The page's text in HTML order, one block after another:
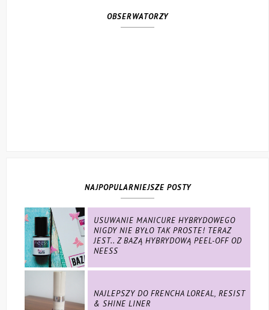
OBSERWATORZY
NAJPOPULARNIEJSZE POSTY
USUWANIE MANICURE HYBRYDOWEGO
NIGDY NIE BYŁO TAK PROSTE! TERAZ
JEST.. Z BAZĄ HYBRYDOWĄ PEEL-OFF OD
NEESS
NAJLEPSZY DO FRENCHA LOREAL, RESIST
& SHINE LINER